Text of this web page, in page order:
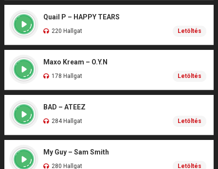
Quail P – HAPPY TEARS
220 Hallgat Letöltés
Maxo Kream – O.Y.N
178 Hallgat Letöltés
BAD – ATEEZ
284 Hallgat Letöltés
My Guy – Sam Smith
280 Hallgat Letöltés